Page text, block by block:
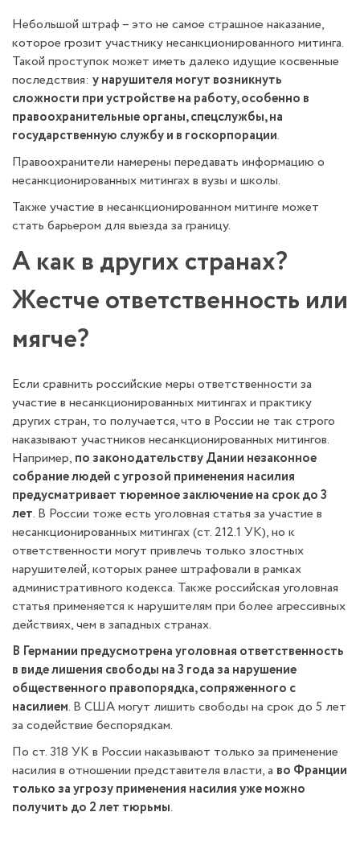
Небольшой штраф – это не самое страшное наказание,
которое грозит участнику несанкционированного митинга.
Такой проступок может иметь далеко идущие косвенные
последствия: у нарушителя могут возникнуть
сложности при устройстве на работу, особенно в
правоохранительные органы, спецслужбы, на
государственную службу и в госкорпорации.
Правоохранители намерены передавать информацию о
несанкционированных митингах в вузы и школы.
Также участие в несанкционированном митинге может
стать барьером для выезда за границу.
А как в других странах?
Жестче ответственность или
мягче?
Если сравнить российские меры ответственности за
участие в несанкционированных митингах и практику
других стран, то получается, что в России не так строго
наказывают участников несанкционированных митингов.
Например, по законодательству Дании незаконное
собрание людей с угрозой применения насилия
предусматривает тюремное заключение на срок до 3
лет. В России тоже есть уголовная статья за участие в
несанкционированных митингах (ст. 212.1 УК), но к
ответственности могут привлечь только злостных
нарушителей, которых ранее штрафовали в рамках
административного кодекса. Также российская уголовная
статья применяется к нарушителям при более агрессивных
действиях, чем в западных странах.
В Германии предусмотрена уголовная ответственность
в виде лишения свободы на 3 года за нарушение
общественного правопорядка, сопряженного с
насилием. В США могут лишить свободы на срок до 5 лет
за содействие беспорядкам.
По ст. 318 УК в России наказывают только за применение
насилия в отношении представителя власти, а во Франции
только за угрозу применения насилия уже можно
получить до 2 лет тюрьмы.